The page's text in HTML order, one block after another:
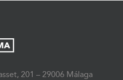
201 – 29006 Málaga